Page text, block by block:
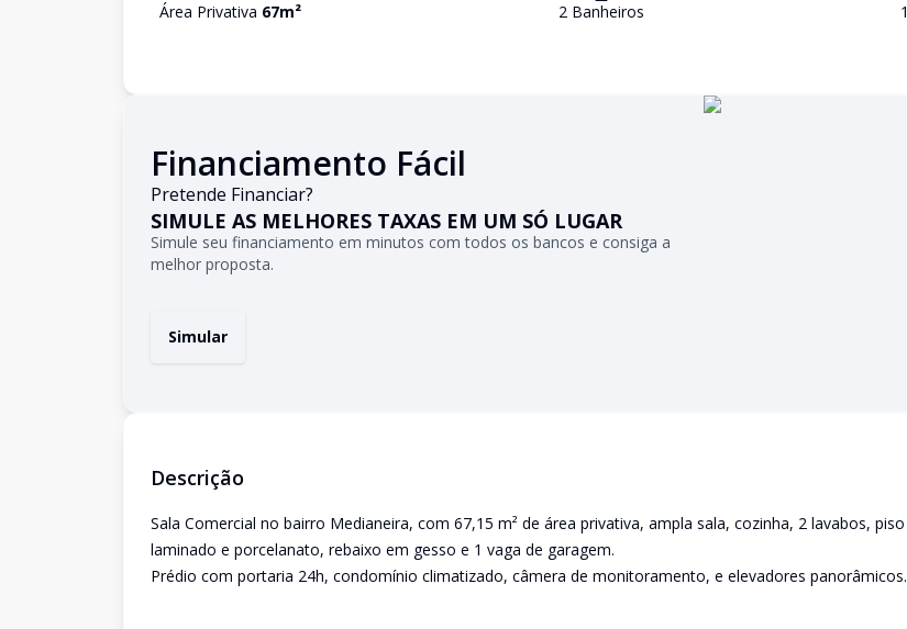
Área Privativa 67m² 2Banheiros 1
Financiamento Fácil
Pretende Financiar?
SIMULE AS MELHORES TAXAS EM UM SÓ LUGAR
Simule seu financiamento em minutos com todos os bancos e consiga a
melhor proposta.
Simular
Descrição
Sala Comercial no bairro Medianeira, com 67,15 m² de área privativa, ampla sala, cozinha, 2 lavabos, piso
laminado e porcelanato, rebaixo em gesso e 1 vaga de garagem.
Prédio com portaria 24h, condomínio climatizado, câmera de monitoramento, e elevadores panorâmicos.